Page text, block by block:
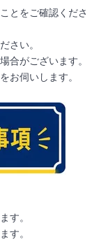
とをご確認くださ
さい。
合がございます。
お伺いします。
す。
す。